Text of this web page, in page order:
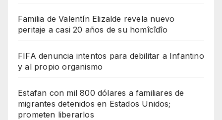
Familia de Valentín Elizalde revela nuevo
peritaje a casi 20 años de su homîcîdîo
FIFA denuncia intentos para debilitar a Infantino
y al propio organismo
Estafan con mil 800 dólares a familiares de
migrantes detenidos en Estados Unidos;
prometen liberarlos